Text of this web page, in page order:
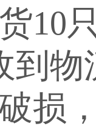
10
到
损